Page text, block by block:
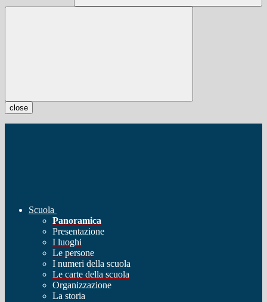
close
Scuola
Panoramica
Presentazione
I luoghi
Le persone
I numeri della scuola
Le carte della scuola
Organizzazione
La storia